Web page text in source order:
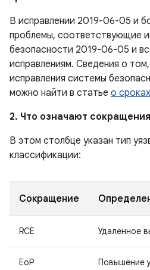
В исправлении 2019-06-05 и
проблемы, соответствующие
безопасности 2019-06-05 и
исправлениям. Сведения о
исправления системы
можно найти в статье о
2. Что означают
В этом столбце указан тип
классификации:
Сокращение
RCE Удаленное
EoP Повышение